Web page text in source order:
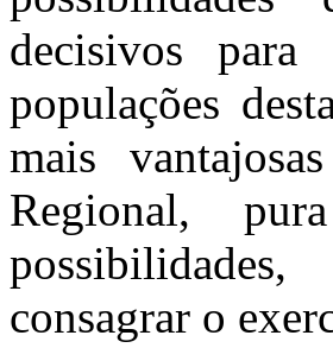
decisivos
populações
mais
Regional,
consagrar o